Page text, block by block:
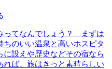
ってなんでしょう？ まずは
ちのいい温泉と高いホスピタ
に設えや歴史などその宿なら
れば、旅はきっと素晴らしい